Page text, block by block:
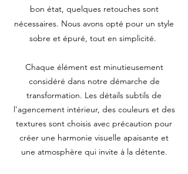
bon état, quelques retouches sont
nécessaires. Nous avons opté pour un style
sobre et épuré, tout en simplicité.
Chaque élément est minutieusement
considéré dans notre démarche de
transformation. Les détails subtils de
l'agencement intérieur, des couleurs et des
textures sont choisis avec précaution pour
créer une harmonie visuelle apaisante et
une atmosphère qui invite à la détente.